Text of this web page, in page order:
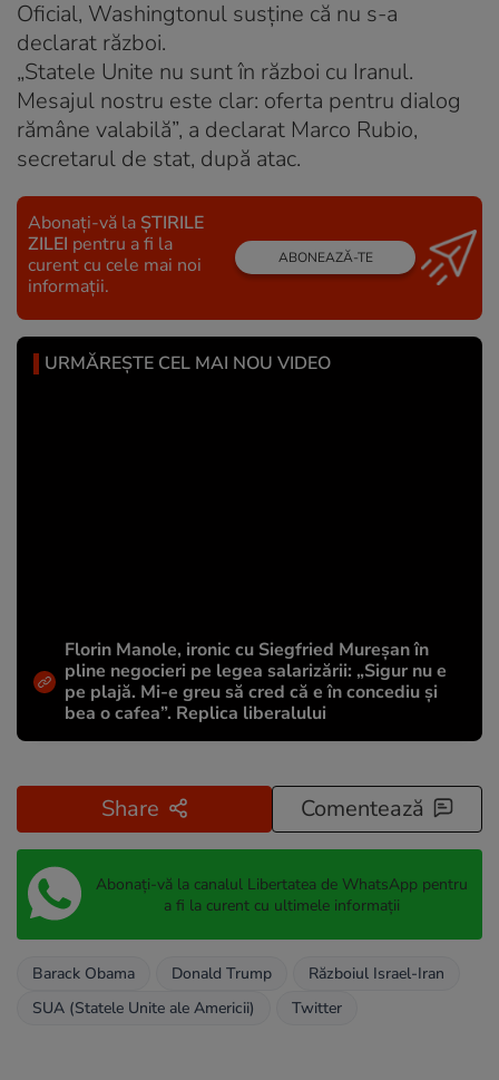
Oficial, Washingtonul susține că nu s-a
declarat război.
„Statele Unite nu sunt în război cu Iranul.
Mesajul nostru este clar: oferta pentru dialog
rămâne valabilă”, a declarat Marco Rubio,
secretarul de stat, după atac.
Abonați-vă la ȘTIRILE
ZILEI pentru a fi la
curent cu cele mai noi
informații.
ABONEAZĂ-TE
URMĂREȘTE CEL MAI NOU VIDEO
Florin Manole, ironic cu Siegfried Mureșan în
pline negocieri pe legea salarizării: „Sigur nu e
pe plajă. Mi-e greu să cred că e în concediu și
bea o cafea”. Replica liberalului
Share Comentează
Abonați-vă la canalul Libertatea de WhatsApp pentru
a fi la curent cu ultimele informații
Barack Obama Donald Trump
Războiul Israel-Iran
SUA (Statele Unite ale Americii)
Twitter